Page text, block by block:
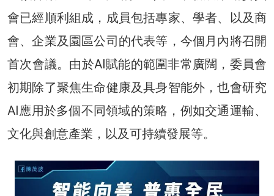
會已經順利組成，成員包括專家、學者、以及商
會、企業及園區公司的代表等，今個月內將召開
首次會議。由於AI賦能的範圍非常廣闊，委員會
初期除了聚焦生命健康及具身智能外，也會研究
AI應用於多個不同領域的策略，例如交通運輸、
文化與創意產業，以及可持續發展等。